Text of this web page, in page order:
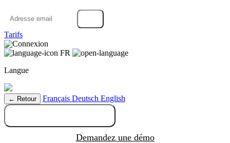
Tarifs
Connexion
FR
Langue
← Retour Français Deutsch English
Demandez une démo